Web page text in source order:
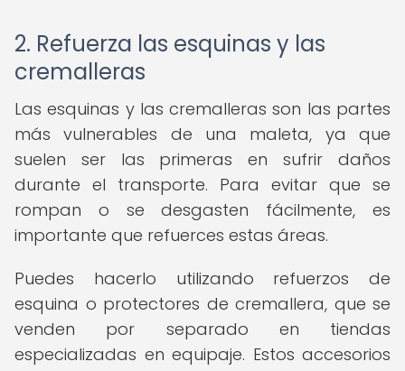
2. Refuerza las esquinas y las
cremalleras
Las esquinas y las cremalleras son las partes
más vulnerables de una maleta, ya que
suelen ser las primeras en sufrir daños
durante el transporte. Para evitar que se
rompan o se desgasten fácilmente, es
importante que refuerces estas áreas.
Puedes hacerlo utilizando refuerzos de
esquina o protectores de cremallera, que se
venden por separado en tiendas
especializadas en equipaje. Estos accesorios